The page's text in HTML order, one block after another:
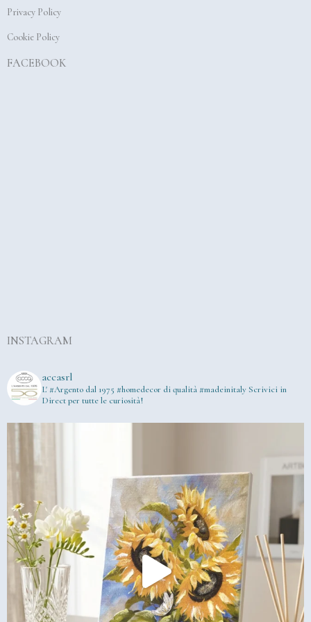
Privacy Policy
Cookie Policy
FACEBOOK
INSTAGRAM
accasrl
L' #Argento dal 1975 #homedecor di qualità #madeinitaly Scrivici in
Direct per tutte le curiosità!